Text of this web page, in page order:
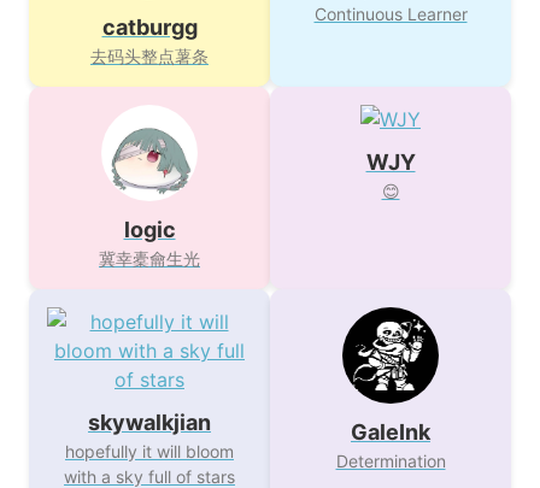
catburgg
去码头整点薯条
Continuous Learner
logic
冀幸橐龠生光
WJY
😊
skywalkjian
hopefully it will bloom
with a sky full of stars
GaleInk
Determination